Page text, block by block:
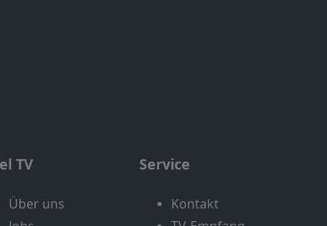
TV
Über uns
Service
Kontakt